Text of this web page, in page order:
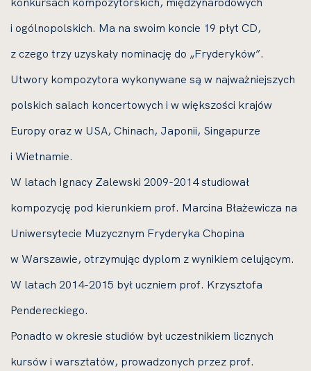
i ogólnopolskich. Ma na swoim koncie 19 płyt CD,
z czego trzy uzyskały nominację do „Fryderyków”.
Utwory kompozytora wykonywane są w najważniejszych
polskich salach koncertowych i w większości krajów
Europy oraz w USA, Chinach, Japonii, Singapurze
i Wietnamie.
W latach Ignacy Zalewski 2009-2014 studiował
kompozycję pod kierunkiem prof. Marcina Błażewicza na
Uniwersytecie Muzycznym Fryderyka Chopina
w Warszawie, otrzymując dyplom z wynikiem celującym.
W latach 2014-2015 był uczniem prof. Krzysztofa
Pendereckiego.
Ponadto w okresie studiów był uczestnikiem licznych
kursów i warsztatów, prowadzonych przez prof.